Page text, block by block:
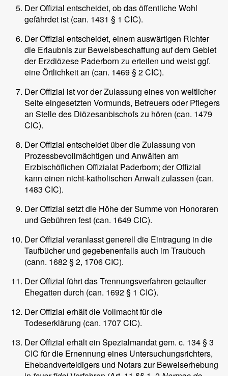
Der Offizial entscheidet, ob das öffentliche Wohl
gefährdet ist (can. 1431 § 1 CIC).
Der Offizial entscheidet, einem auswärtigen Richter
die Erlaubnis zur Beweisbeschaffung auf dem Gebiet
der Erzdiözese Paderborn zu erteilen und weist ggf.
eine Örtlichkeit an (can. 1469 § 2 CIC).
Der Offizial ist vor der Zulassung eines von weltlicher
Seite eingesetzten Vormunds, Betreuers oder Pflegers
an Stelle des Diözesanbischofs zu hören (can. 1479
CIC).
Der Offizial entscheidet über die Zulassung von
Prozessbevollmächtigen und Anwälten am
Erzbischöflichen Offizialat Paderborn; der Offizial
kann einen nicht-katholischen Anwalt zulassen (can.
1483 CIC).
Der Offizial setzt die Höhe der Summe von Honoraren
und Gebühren fest (can. 1649 CIC).
Der Offizial veranlasst generell die Eintragung in die
Taufbücher und gegebenenfalls auch im Traubuch
(cann. 1682 § 2, 1706 CIC).
Der Offizial führt das Trennungsverfahren getaufter
Ehegatten durch (can. 1692 § 1 CIC).
Der Offizial erhält die Vollmacht für die
Todeserklärung (can. 1707 CIC).
Der Offizial erhält ein Spezialmandat gem. c. 134 § 3
CIC für die Ernennung eines Untersuchungsrichters,
Ehebandverteidigers und Notars zur Beweiserhebung